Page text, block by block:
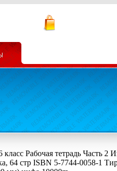
Рабочая тетрадь Часть 2
64 стр ISBN 5-7744-0058-1